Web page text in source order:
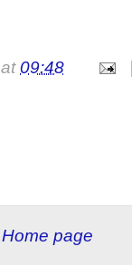
at09:48
Home page